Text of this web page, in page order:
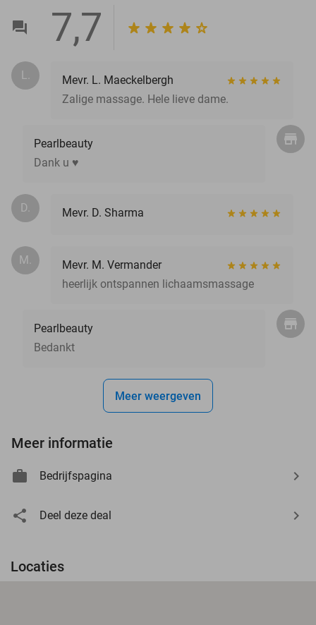
7,7
L.
Mevr. L. Maeckelbergh
Zalige massage. Hele lieve dame.
Pearlbeauty
Dank u ♥️
D. Mevr. D. Sharma
M.
Mevr. M. Vermander
heerlijk ontspannen lichaamsmassage
Pearlbeauty
Bedankt
Meer weergeven
Meer informatie
Bedrijfspagina
Deel deze deal
Locaties